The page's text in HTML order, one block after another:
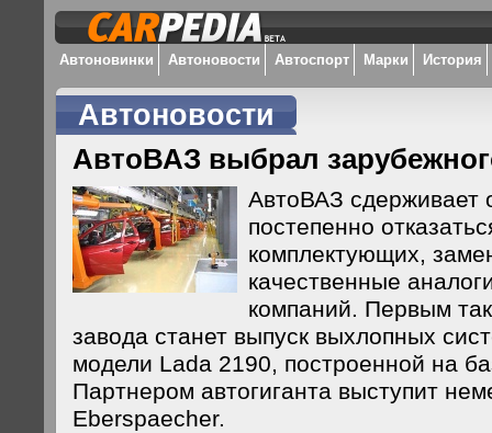
Автоновинки Автоновости Автоспорт Марки История
Автоновости
АвтоВАЗ выбрал
АвтоВАЗ сдерживает
постепенно
комплектующих,
качественные
компаний. Первым
завода станет выпуск выхлопных
модели Lada 2190, построенной на
Партнером автогиганта выступит
Eberspaecher.